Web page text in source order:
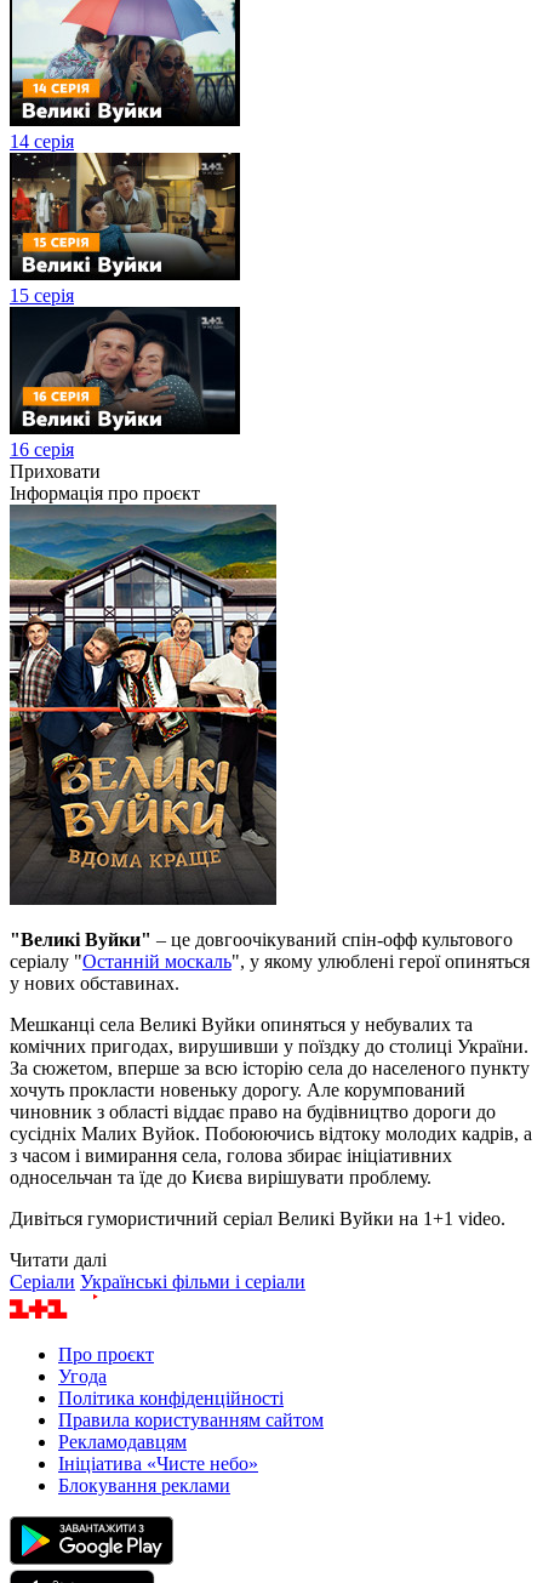
14 серія
15 серія
16 серія
Приховати
Інформація про проєкт
"Великі Вуйки" – це довгоочікуваний спін-офф культового
серіалу "Останній москаль", у якому улюблені герої опиняться
у нових обставинах.
Мешканці села Великі Вуйки опиняться у небувалих та
комічних пригодах, вирушивши у поїздку до столиці України.
За сюжетом, вперше за всю історію села до населеного пункту
хочуть прокласти новеньку дорогу. Але корумпований
чиновник з області віддає право на будівництво дороги до
сусідніх Малих Вуйок. Побоюючись відтоку молодих кадрів, а
з часом і вимирання села, голова збирає ініціативних
односельчан та їде до Києва вирішувати проблему.
Дивіться гумористичний серіал Великі Вуйки на 1+1 video.
Читати далі
Серіали Українські фільми і серіали
Про проєкт
Угода
Політика конфіденційності
Правила користуванням сайтом
Рекламодавцям
Ініціатива «Чисте небо»
Блокування реклами